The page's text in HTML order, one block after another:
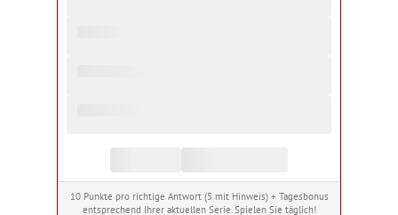
10 Punkte pro richtige Antwort (5 mit Hinweis) + Tagesbonus
entsprechend Ihrer aktuellen Serie. Spielen Sie täglich!